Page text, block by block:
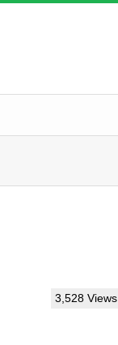
3,528 Views